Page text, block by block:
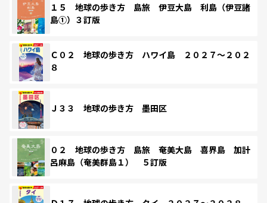
１５ 地球の歩き方 島旅 伊豆大島 利島（伊豆諸
島①）３訂版
Ｃ０２ 地球の歩き方 ハワイ島 ２０２７～２０２
８
Ｊ３３ 地球の歩き方 墨田区
０２ 地球の歩き方 島旅 奄美大島 喜界島 加計
呂麻島（奄美群島１） ５訂版